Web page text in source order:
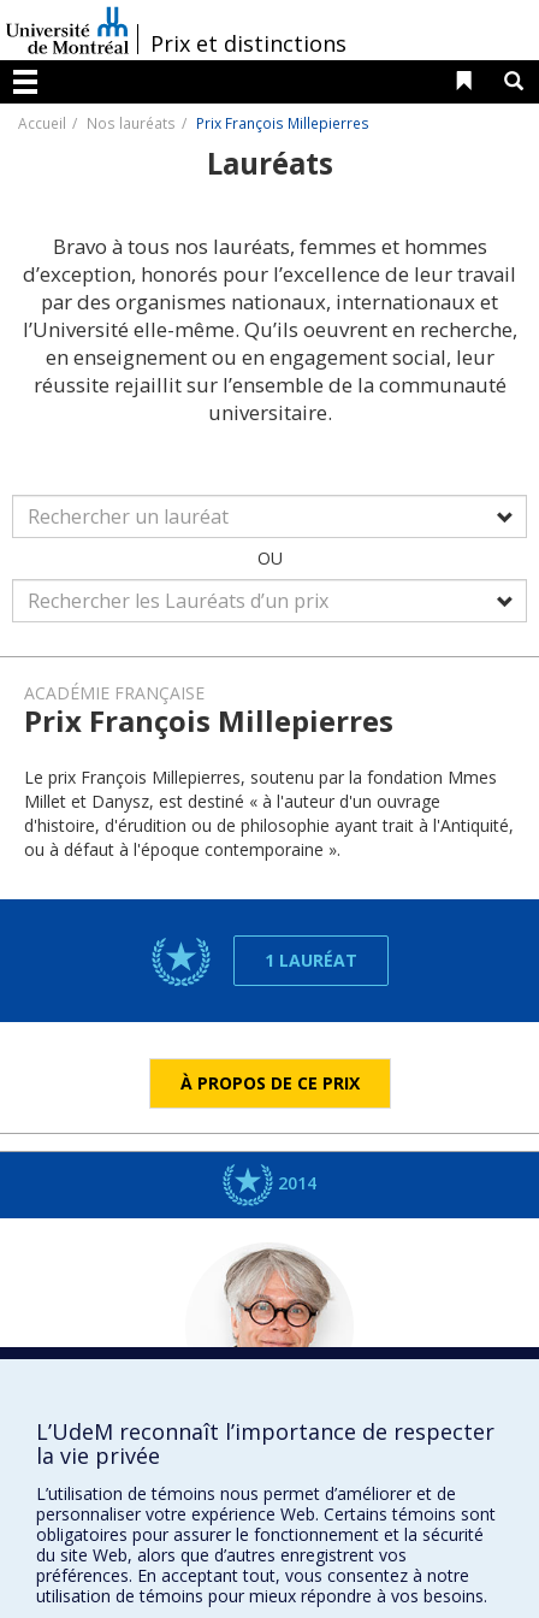
au
contenu
/Prix et distinctions
Menu
Liens
Accueil Nos lauréats Prix François Millepierres
Lauréats
Bravo à tous nos lauréats, femmes et hommes
d’exception, honorés pour l’excellence de leur travail
par des organismes nationaux, internationaux et
l’Université elle-même. Qu’ils oeuvrent en recherche,
en enseignement ou en engagement social, leur
réussite rejaillit sur l’ensemble de la communauté
universitaire.
OU
ACADÉMIE FRANÇAISE
Prix François Millepierres
Le prix François Millepierres, soutenu par la fondation Mmes
Millet et Danysz, est destiné « à l'auteur d'un ouvrage
d'histoire, d'érudition ou de philosophie ayant trait à l'Antiquité,
ou à défaut à l'époque contemporaine ».
1 LAURÉAT
À PROPOS DE CE PRIX
2014
Louis-André DORION
DISTINCTIONS
L’UdeM reconnaît l’importance de respecter
la vie privée
L’utilisation de témoins nous permet d’améliorer et de
personnaliser votre expérience Web. Certains témoins sont
obligatoires pour assurer le fonctionnement et la sécurité
du site Web, alors que d’autres enregistrent vos
préférences. En acceptant tout, vous consentez à notre
utilisation de témoins pour mieux répondre à vos besoins.